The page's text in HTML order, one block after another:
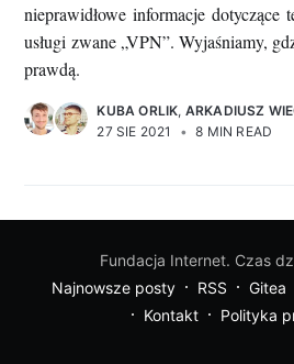
nieprawidłowe informacje dotyczące
usługi zwane „VPN”. Wyjaśniamy,
prawdą.
KUBA ORLIK, ARKADIUSZ
27 SIE 2021
• 8 MIN READ
Fundacja Internet. Czas
Najnowsze posty
RSS Gitea
Kontakt
Polityka